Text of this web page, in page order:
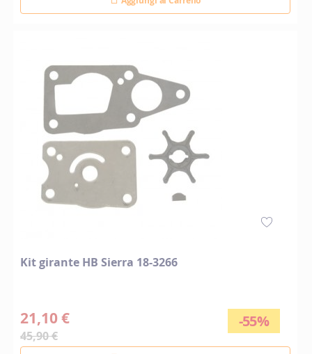
Kit girante HB Sierra 18-3266
-55%
21,10 €
45,90 €